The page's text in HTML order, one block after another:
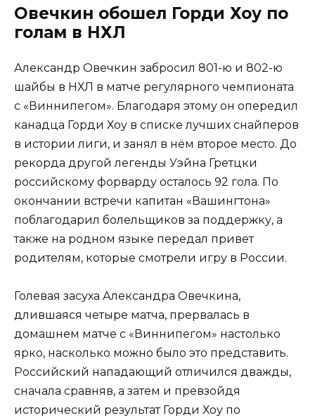
Овечкин обошел Горди Хоу по
голам в НХЛ
Александр Овечкин забросил 801-ю и 802-ю
шайбы в НХЛ в матче регулярного чемпионата
с «Виннипегом». Благодаря этому он опередил
канадца Горди Хоу в списке лучших снайперов
в истории лиги, и занял в нём второе место. До
рекорда другой легенды Уэйна Гретцки
российскому форварду осталось 92 гола. По
окончании встречи капитан «Вашингтона»
поблагодарил болельщиков за поддержку, а
также на родном языке передал привет
родителям, которые смотрели игру в России.
Голевая засуха Александра Овечкина,
длившаяся четыре матча, прервалась в
домашнем матче с «Виннипегом» настолько
ярко, насколько можно было это представить.
Российский нападающий отличился дважды,
сначала сравняв, а затем и превзойдя
исторический результат Горди Хоу по